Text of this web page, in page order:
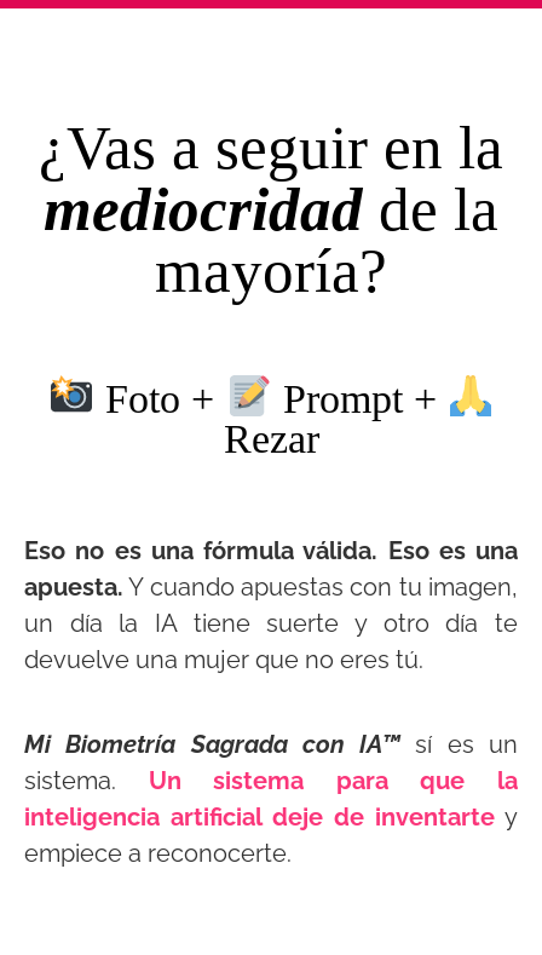
¿Vas a seguir en la
mediocridad de la
mayoría?
Foto +
Prompt +
Rezar
Eso no es una fórmula válida. Eso es una
apuesta. Y cuando apuestas con tu imagen,
un día la IA tiene suerte y otro día te
devuelve una mujer que no eres tú.
Mi Biometría Sagrada con IA™sí es un
sistema. Un sistema para que la
inteligencia artificial deje de inventarte y
empiece a reconocerte.